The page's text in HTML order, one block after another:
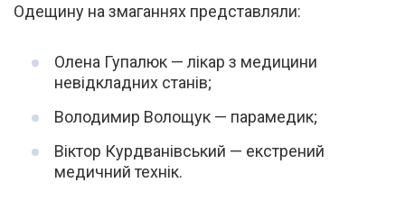
Одещину на змаганнях представляли:
Олена Гупалюк — лікар з медицини
невідкладних станів;
Володимир Волощук — парамедик;
Віктор Курдванівський — екстрений
медичний технік.